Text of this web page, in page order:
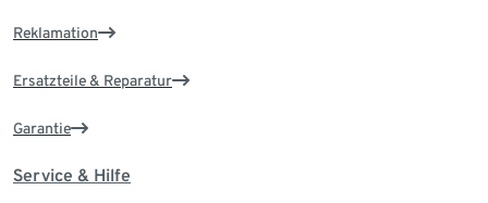
Reklamation
Ersatzteile & Reparatur
Garantie
Service & Hilfe